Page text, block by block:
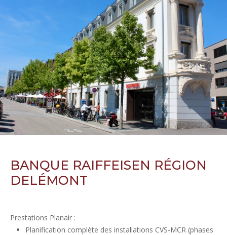
BANQUE RAIFFEISEN RÉGION
DELÉMONT
Prestations Planair :
Planification complète des installations CVS‐MCR (phases